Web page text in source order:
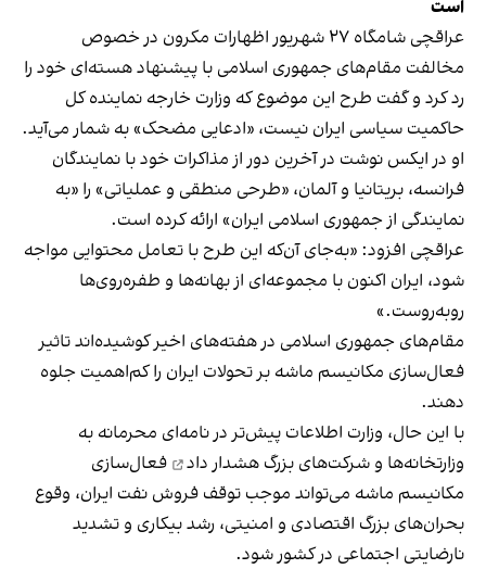
است
عراقچی شامگاه ۲۷ شهریور اظهارات مکرون در خصوص
مخالفت مقام‌های جمهوری اسلامی با پیشنهاد هسته‌ای خود را
رد کرد و گفت طرح این موضوع که وزارت خارجه نماینده کل
حاکمیت سیاسی ایران نیست، «ادعایی مضحک» به شمار می‌آید.
او در ایکس نوشت در آخرین دور از مذاکرات خود با نمایندگان
فرانسه، بریتانیا و آلمان، «طرحی منطقی و عملیاتی» را «به
نمایندگی از جمهوری اسلامی ایران» ارائه کرده است.
عراقچی افزود: «به‌جای آن‌که این طرح با تعامل محتوایی مواجه
شود، ایران اکنون با مجموعه‌ای از بهانه‌ها و طفره‌روی‌ها
روبه‌روست.»
مقام‌های جمهوری اسلامی در هفته‌های اخیر کوشیده‌اند تاثیر
فعال‌سازی مکانیسم ماشه بر تحولات ایران را کم‌اهمیت جلوه
دهند.
با این حال، وزارت اطلاعات پیش‌تر در نامه‌ای محرمانه به
وزارتخانه‌ها و شرکت‌های بزرگ هشدار داد
فعال‌سازی
مکانیسم ماشه می‌تواند موجب توقف فروش نفت ایران، وقوع
بحران‌های بزرگ اقتصادی و امنیتی، رشد بیکاری و تشدید
نارضایتی اجتماعی در کشور شود.